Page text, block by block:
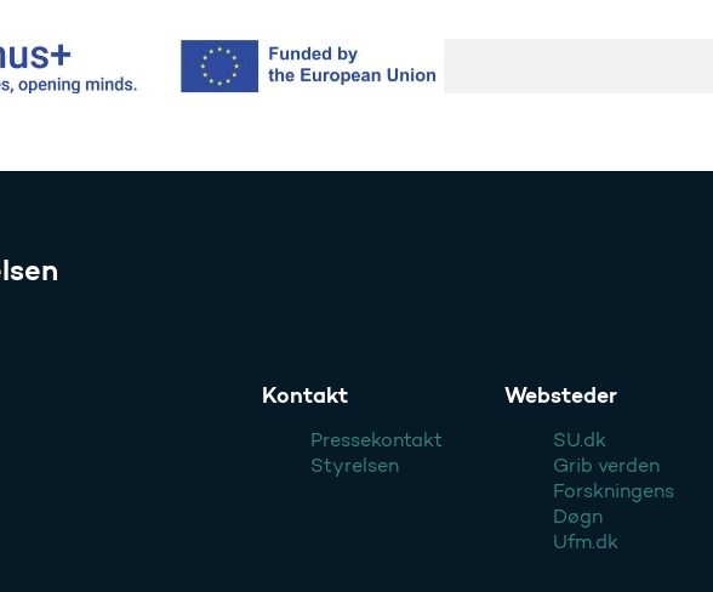
Kontakt
Pressekontakt
Styrelsen
Websteder
SU.dk
Grib verden
Forskningens
Døgn
Ufm.dk